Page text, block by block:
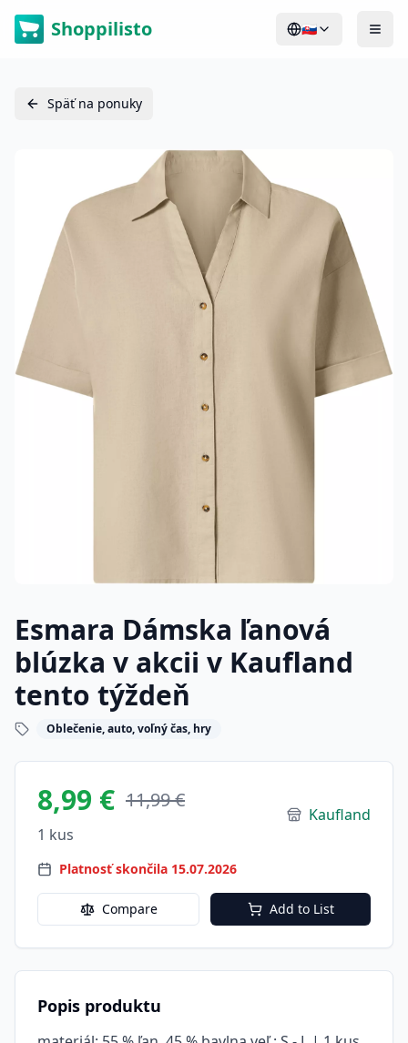
Shoppilisto 🇸🇰
Späť na ponuky
Esmara Dámska ľanová
blúzka v akcii v Kaufland
tento týždeň
Oblečenie, auto, voľný čas, hry
8,99 € 11,99 €
1 kus
Kaufland
Platnosť skončila 15.07.2026
Compare Add to List
Popis produktu